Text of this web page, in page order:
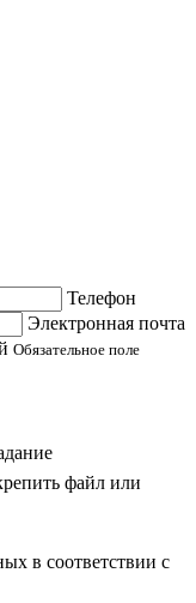
Телефон
Электронная почта
Обязательное поле
файл или
в соответствии с